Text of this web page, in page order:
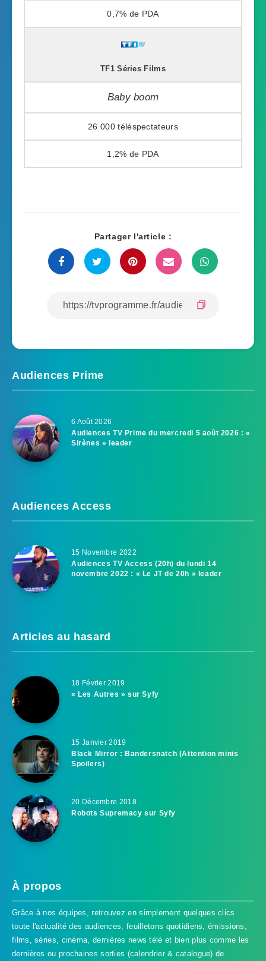
0,7%
TF1 Séries Films
Baby boom
26 000
1,2%
Partager l'article :
Audiences Prime
6 Août 2026
Audiences TV Prime du mercredi 5 août 2026 : «
Sirènes » leader
Audiences Access
15 Novembre 2022
Audiences TV Access (20h) du lundi 14
novembre 2022 : « Le JT de 20h » leader
Articles au hasard
18 Février 2019
« Les Autres » sur Syfy
15 Janvier 2019
Black Mirror : Bandersnatch (Attention minis
Spoilers)
20 Décembre 2018
Robots Supremacy sur Syfy
À propos
Grâce à nos équipes, retrouvez en simplement quelques clics
toute l'actualité des audiences, feuilletons quotidiens, émissions,
films, séries, cinéma, dernières news télé et bien plus comme les
dernières ou prochaines sorties (calendrier & catalogue) de